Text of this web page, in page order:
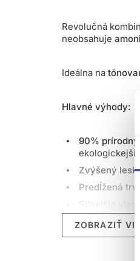
Revolučná
neobsahuje
Ideálna na
Hlavné výhody:
90%
Zvýšený lesk
Predĺžená
Silnejšie vlasy
Technológia
ZOBRAZIŤ